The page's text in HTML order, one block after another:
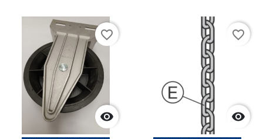

favorite_border

favorite_border